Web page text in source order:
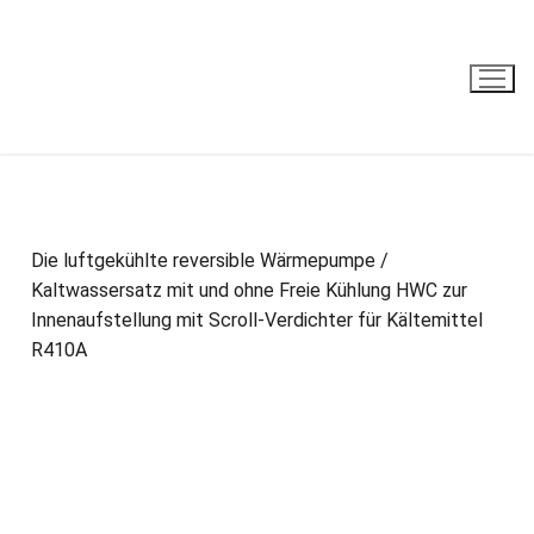
Die luftgekühlte reversible Wärmepumpe /
Kaltwassersatz mit und ohne Freie Kühlung HWC zur
Innenaufstellung mit Scroll-Verdichter für Kältemittel
R410A